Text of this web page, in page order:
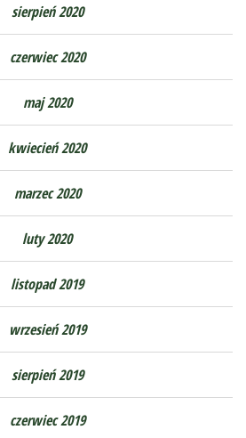
sierpień 2020
czerwiec 2020
maj 2020
kwiecień 2020
marzec 2020
luty 2020
listopad 2019
wrzesień 2019
sierpień 2019
czerwiec 2019